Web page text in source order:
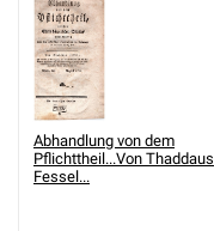
Abhandlung von dem
Pflichttheil...Von Thaddaus
Fessel...